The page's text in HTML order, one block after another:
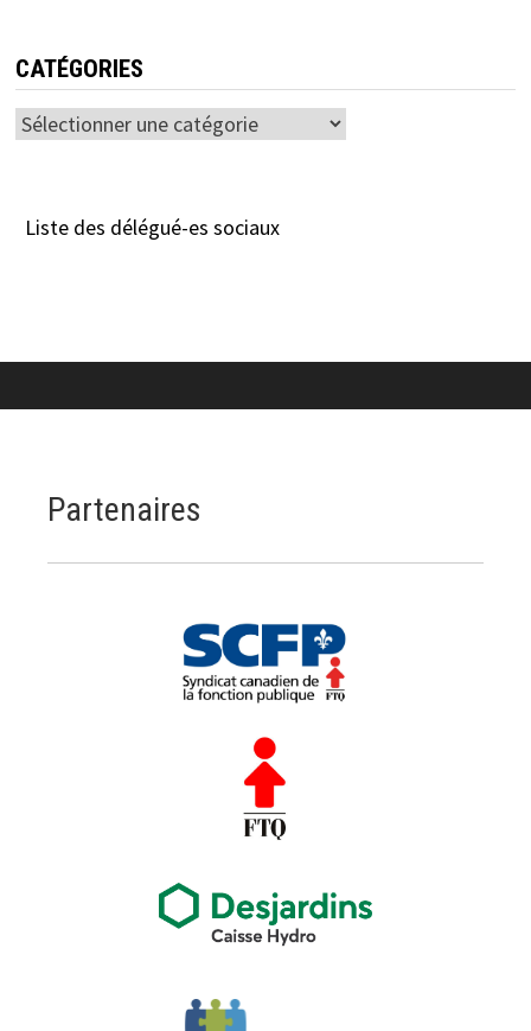
CATÉGORIES
Catégories
Liste des délégué-es sociaux
Partenaires